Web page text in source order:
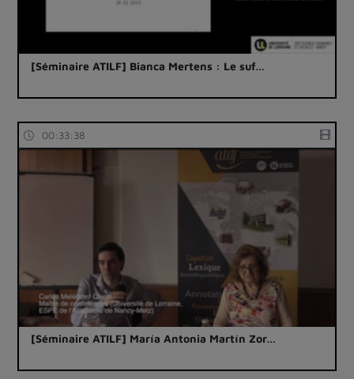
[Séminaire ATILF] Bianca Mertens : Le suf…
00:33:38
[Séminaire ATILF] María Antonia Martín Zor…